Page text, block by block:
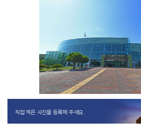
직접 찍은 사진을 등록해 주세요.